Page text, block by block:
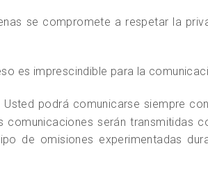
se compromete a respetar la
es imprescindible para la
podrá comunicarse siempre
serán transmitidas
de omisiones experimentadas